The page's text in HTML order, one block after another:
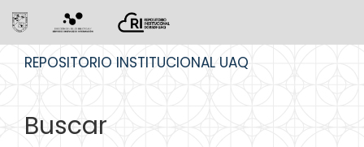
REPOSITORIO INSTITUCIONAL UAQ
Buscar